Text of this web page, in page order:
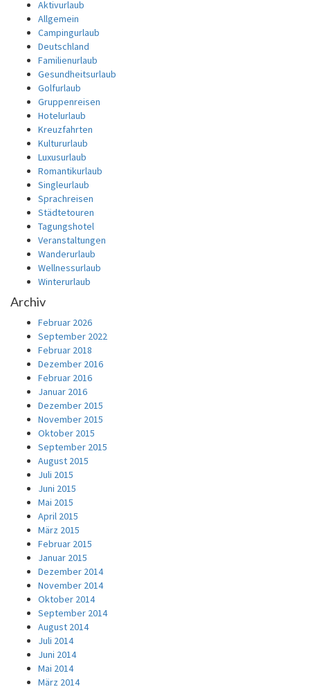
Aktivurlaub
Allgemein
Campingurlaub
Deutschland
Familienurlaub
Gesundheitsurlaub
Golfurlaub
Gruppenreisen
Hotelurlaub
Kreuzfahrten
Kultururlaub
Luxusurlaub
Romantikurlaub
Singleurlaub
Sprachreisen
Städtetouren
Tagungshotel
Veranstaltungen
Wanderurlaub
Wellnessurlaub
Winterurlaub
Archiv
Februar 2026
September 2022
Februar 2018
Dezember 2016
Februar 2016
Januar 2016
Dezember 2015
November 2015
Oktober 2015
September 2015
August 2015
Juli 2015
Juni 2015
Mai 2015
April 2015
März 2015
Februar 2015
Januar 2015
Dezember 2014
November 2014
Oktober 2014
September 2014
August 2014
Juli 2014
Juni 2014
Mai 2014
März 2014